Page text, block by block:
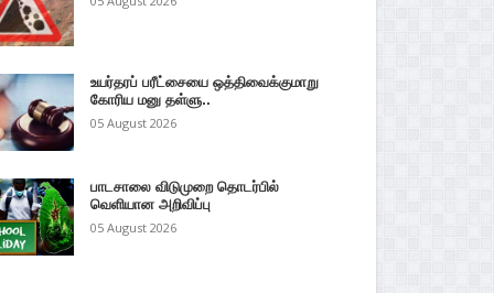
உயர்தரப் பரீட்சையை ஒத்திவைக்குமாறு
கோரிய மனு தள்ளு..
05 August 2026
பாடசாலை விடுமுறை தொடர்பில்
வெளியான அறிவிப்பு
05 August 2026